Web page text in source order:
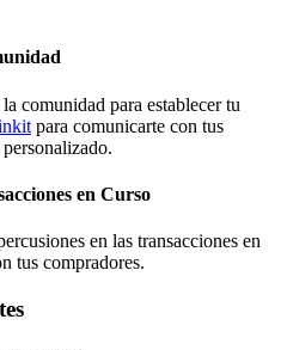
comunidad para establecer tu
para comunicarte con tus
en Curso
en las transacciones en
tus compradores.